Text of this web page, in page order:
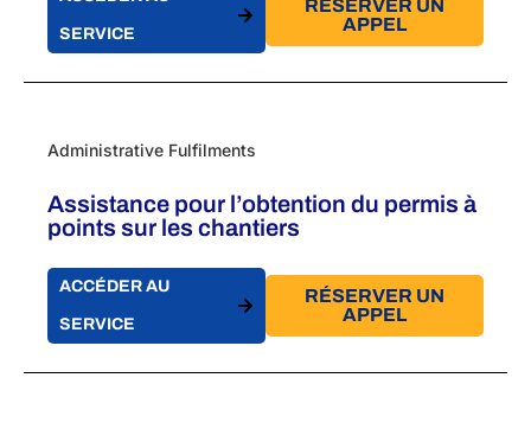
SERVICE
RÉSERVER UN
APPEL
Administrative Fulfilments
Assistance pour l’obtention du permis à
points sur les chantiers
ACCÉDER AU
SERVICE
RÉSERVER UN
APPEL